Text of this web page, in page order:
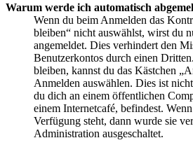
Warum werde ich automatisch
Wenn du beim Anmelden das
bleiben“ nicht auswählst, wirst du
angemeldet. Dies verhindert den
Benutzerkontos durch einen
bleiben, kannst du das Kästchen
Anmelden auswählen. Dies ist
du dich an einem öffentlichen
einem Internetcafé, befindest.
Verfügung steht, dann wurde sie
Administration ausgeschaltet.